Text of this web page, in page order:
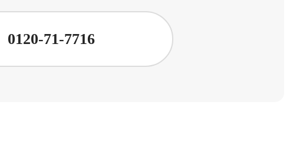
0120-71-7716